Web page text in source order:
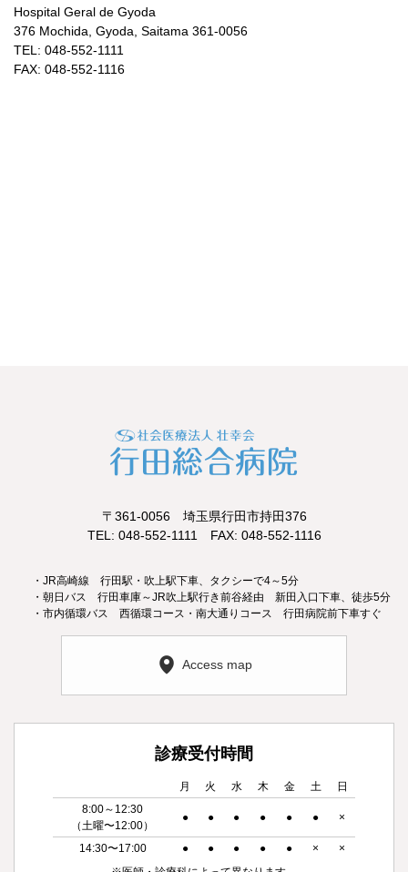
Hospital Geral de Gyoda
376 Mochida, Gyoda, Saitama 361-0056
TEL: 048-552-1111
FAX: 048-552-1116
〒361-0056 埼玉県行田市持田376
TEL: 048-552-1111 FAX: 048-552-1116
・JR高崎線 行田駅・吹上駅下車、タクシーで4～5分
・朝日バス 行田車庫～JR吹上駅行き前谷経由 新田入口下車、徒歩5分
・市内循環バス 西循環コース・南大通りコース 行田病院前下車すぐ
Access map
診療受付時間
月 火 水 木 金 土
日
8:00～12:30
（土曜〜12:00）
● ● ● ● ● ● ×
14:30〜17:00 ● ● ● ● ● ×
×